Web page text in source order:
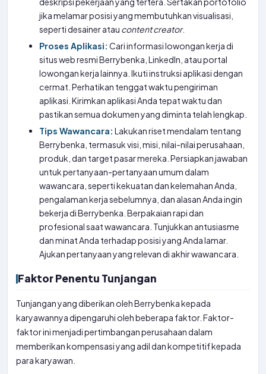
jika melamar posisi yang membutuhkan visualisasi,
seperti desainer atau content creator.
Proses Aplikasi: Cari informasi lowongan kerja di
situs web resmi Berrybenka, LinkedIn, atau portal
lowongan kerja lainnya. Ikuti instruksi aplikasi dengan
cermat. Perhatikan tenggat waktu pengiriman
aplikasi. Kirimkan aplikasi Anda tepat waktu dan
pastikan semua dokumen yang diminta telah lengkap.
Tips Wawancara: Lakukan riset mendalam tentang
Berrybenka, termasuk visi, misi, nilai-nilai perusahaan,
produk, dan target pasar mereka. Persiapkan jawaban
untuk pertanyaan-pertanyaan umum dalam
wawancara, seperti kekuatan dan kelemahan Anda,
pengalaman kerja sebelumnya, dan alasan Anda ingin
bekerja di Berrybenka. Berpakaian rapi dan
profesional saat wawancara. Tunjukkan antusiasme
dan minat Anda terhadap posisi yang Anda lamar.
Ajukan pertanyaan yang relevan di akhir wawancara.
Faktor Penentu Tunjangan
Tunjangan yang diberikan oleh Berrybenka kepada
karyawannya dipengaruhi oleh beberapa faktor. Faktor-
faktor ini menjadi pertimbangan perusahaan dalam
memberikan kompensasi yang adil dan kompetitif kepada
para karyawan.